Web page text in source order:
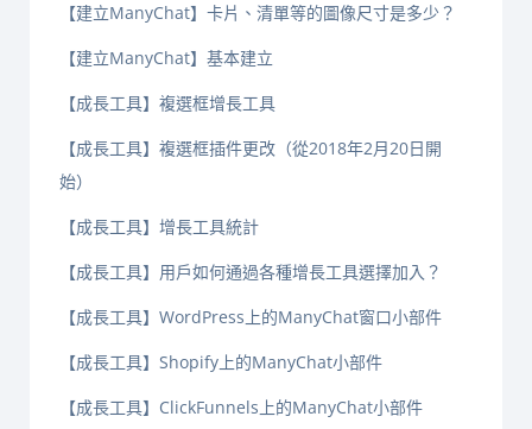
【建立ManyChat】卡片、清單等的圖像尺寸是多少？
【建立ManyChat】基本建立
【成長工具】複選框增長工具
【成長工具】複選框插件更改（從2018年2月20日開
始）
【成長工具】增長工具統計
【成長工具】用戶如何通過各種增長工具選擇加入？
【成長工具】WordPress上的ManyChat窗口小部件
【成長工具】Shopify上的ManyChat小部件
【成長工具】ClickFunnels上的ManyChat小部件